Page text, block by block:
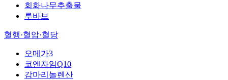
회화나무추출물
루바브
혈행·혈압·혈당
오메가3
코엔자임Q10
감마리놀렌산